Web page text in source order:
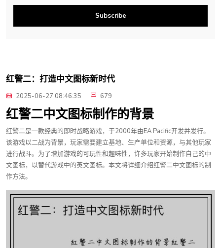
Subscribe
红警二：打造中文图标新时代
2025-06-27 08:46:35 679
红警二中文图标制作的背景
红警二是一款经典的即时战略游戏，于2000年由EA Pacific开发并发行。
该游戏以二战为背景，玩家需要建立基地、生产单位和资源，与其他玩家
进行战斗。为了增加游戏的可玩性和趣味性，许多玩家开始制作自己的中
文图标，以替代游戏中的英文图标。本文将详细介绍红警二中文图标的制
作方法。